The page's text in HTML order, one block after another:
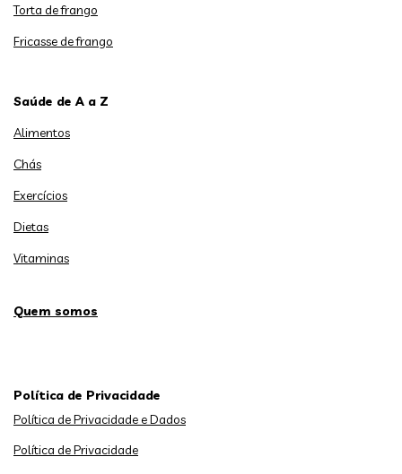
Torta de frango
Fricasse de frango
Saúde de A a Z
Alimentos
Chás
Exercícios
Dietas
Vitaminas
Quem somos
Política de Privacidade
Política de Privacidade e Dados
Política de Privacidade